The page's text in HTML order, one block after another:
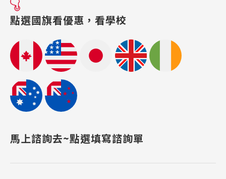
點選國旗看優惠，看學校
馬上諮詢去~點選填寫諮詢單